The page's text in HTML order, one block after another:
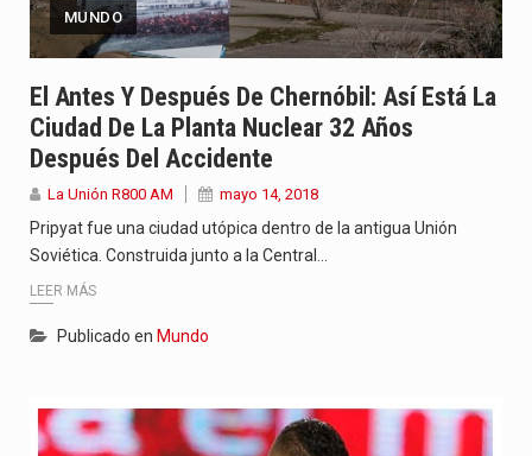
MUNDO
El Antes Y Después De Chernóbil: Así Está La
Ciudad De La Planta Nuclear 32 Años
Después Del Accidente
La Unión R800 AM mayo 14, 2018
Pripyat fue una ciudad utópica dentro de la antigua Unión
Soviética. Construida junto a la Central…
LEER MÁS
Publicado en Mundo